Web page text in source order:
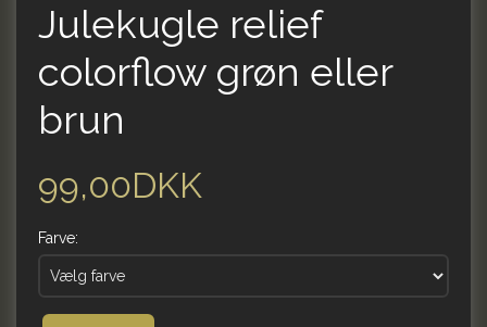
Julekugle relief
colorflow grøn eller
brun
99,00DKK
Farve: